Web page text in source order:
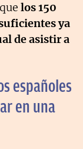
los 150
ya
de asistir a
españoles
en una